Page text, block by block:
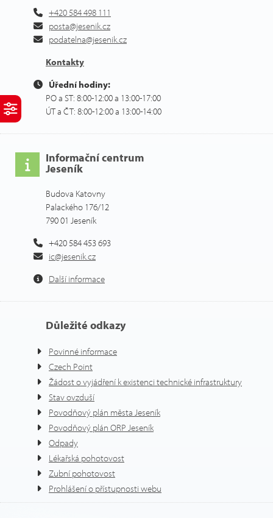
+420 584 498 111
posta@jesenik.cz
podatelna@jesenik.cz
Kontakty
Úřední hodiny:
PO a ST: 8:00-12:00 a 13:00-17:00
ÚT a ČT: 8:00-12:00 a 13:00-14:00
Informační centrum
Jeseník
Budova Katovny
Palackého 176/12
790 01 Jeseník
+420 584 453 693
ic@jesenik.cz
Další informace
Důležité odkazy
Povinné informace
Czech Point
Žádost o vyjádření k existenci technické infrastruktury
Stav ovzduší
Povodňový plán města Jeseník
Povodňový plán ORP Jeseník
Odpady
Lékařská pohotovost
Zubní pohotovost
Prohlášení o přístupnosti webu